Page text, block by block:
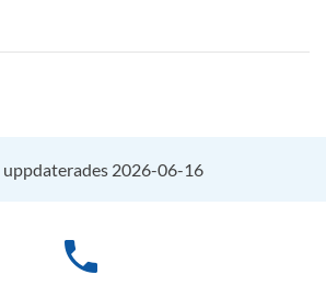
uppdaterades 2026-06-16
phone